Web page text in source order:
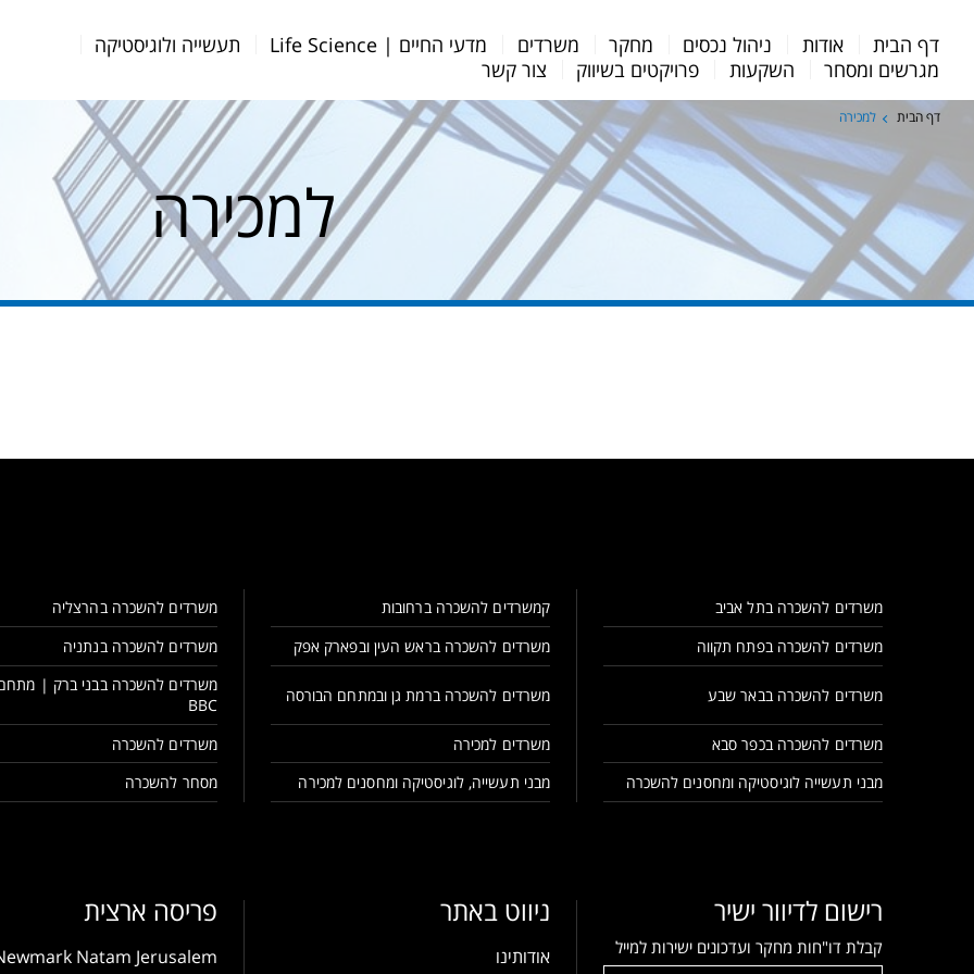
Menu
Bar
דף הבית אודות ניהול נכסים מחקר משרדים מדעי החיים | Life Science
תעשייה ולוגיסטיקה
מגרשים ומסחר
השקעות פרויקטים בשיווק צור קשר
דף הבית למכירה
למכירה
משרדים להשכרה בתל אביב קמשרדים להשכרה ברחובות
משרדים להשכרה בהרצליה
משרדים להשכרה בפתח תקווה
משרדים להשכרה בראש העין ובפארק אפק משרדים להשכרה בנתניה
משרדים להשכרה בבאר שבע משרדים להשכרה ברמת גן ובמתחם הבורסה
משרדים להשכרה בבני ברק |
BBC
משרדים להשכרה בכפר סבא
משרדים למכירה
משרדים להשכרה
מבני תעשייה לוגיסטיקה ומחסנים להשכרה
מבני תעשייה, לוגיסטיקה ומחסנים למכירה מסחר להשכרה
רישום לדיוור ישיר
קבלת דו"חות מחקר ועדכונים ישירות למייל
ניווט באתר
אודותינו
פריסה ארצית
Natam Jerusalem